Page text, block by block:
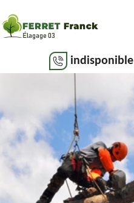
indisponible